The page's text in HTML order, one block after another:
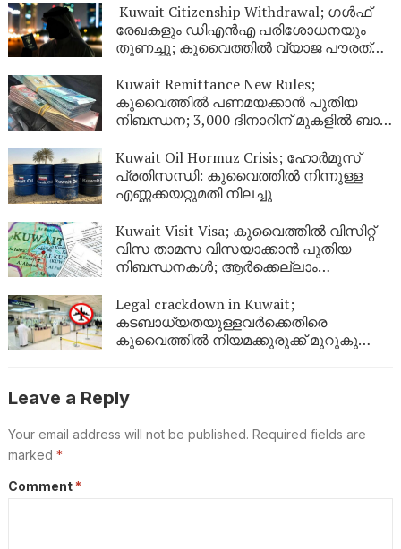
Kuwait Citizenship Withdrawal; ഗൾഫ്
രേഖകളും ഡിഎൻഎ പരിശോധനയും
തുണച്ചു; കുവൈത്തിൽ വ്യാജ പൗരത്വം
Kuwait Remittance New Rules;
കുവൈത്തിൽ പണമയക്കാൻ പുതിയ
നിബന്ധന; 3,000 ദിനാറിന് മുകളിൽ ബാങ്ക്
Kuwait Oil Hormuz Crisis; ഹോർമുസ്
പ്രതിസന്ധി: കുവൈത്തിൽ നിന്നുള്ള
എണ്ണക്കയറ്റുമതി നിലച്ചു
Kuwait Visit Visa; കുവൈത്തിൽ വിസിറ്റ്
വിസ താമസ വിസയാക്കാൻ പുതിയ
നിബന്ധനകൾ; ആർക്കെല്ലാം
Legal crackdown in Kuwait;
കടബാധ്യതയുള്ളവർക്കെതിരെ
കുവൈത്തിൽ നിയമക്കുരുക്ക് മുറുകുന്നു;
Leave a Reply
Your email address will not be published. Required fields are
marked *
Comment *